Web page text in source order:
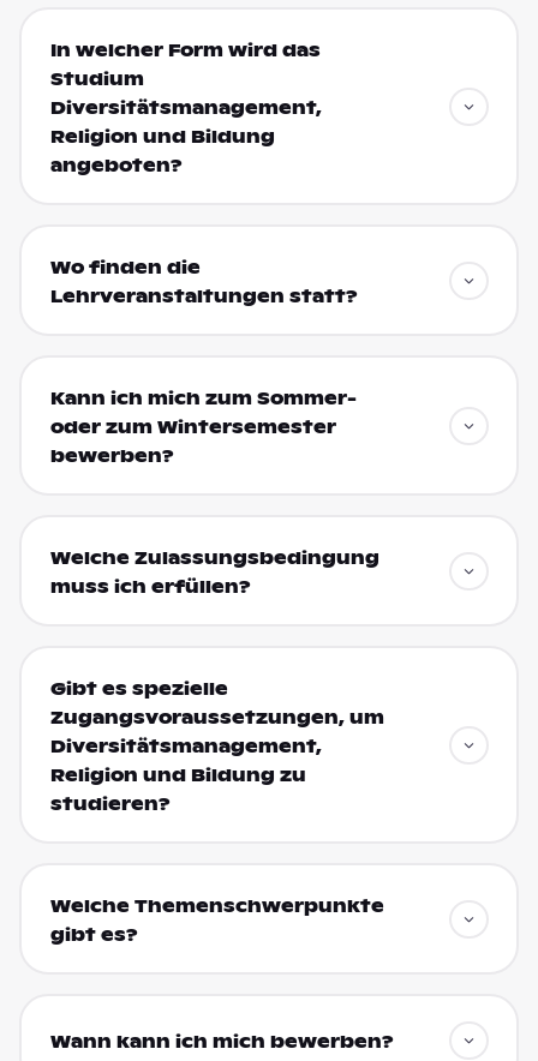
In welcher Form wird das
Studium
Diversitätsmanagement,
Religion und Bildung
angeboten?
Wo finden die
Lehrveranstaltungen statt?
Kann ich mich zum Sommer-
oder zum Wintersemester
bewerben?
Welche Zulassungsbedingung
muss ich erfüllen?
Gibt es spezielle
Zugangsvoraussetzungen, um
Diversitätsmanagement,
Religion und Bildung zu
studieren?
Welche Themenschwerpunkte
gibt es?
Wann kann ich mich bewerben?